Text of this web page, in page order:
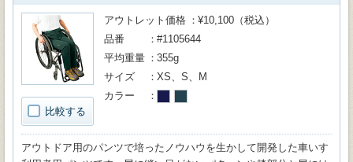
比較する
アウトレット価格
¥10,100（税込）
品番
#1105644
平均重量
355g
サイズ
XS、S、M
カラー
アウトドア用のパンツで培ったノウハウを生かして開発した車いす